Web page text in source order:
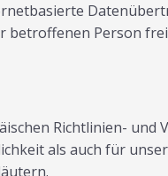
betroffenen Person
Richtlinien- und
als auch für